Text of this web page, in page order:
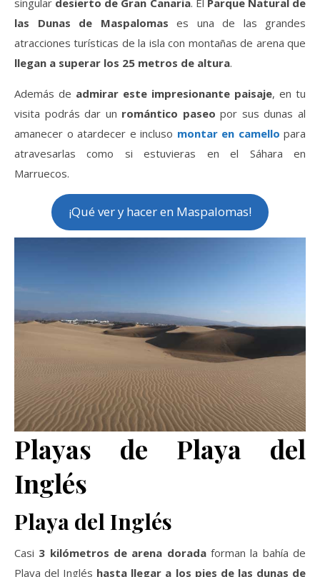
singular desierto de Gran Canaria. El Parque Natural de
las Dunas de Maspalomas es una de las grandes
atracciones turísticas de la isla con montañas de arena que
llegan a superar los 25 metros de altura.
Además de admirar este impresionante paisaje, en tu
visita podrás dar un romántico paseo por sus dunas al
amanecer o atardecer e incluso montar en camello para
atravesarlas como si estuvieras en el Sáhara en
Marruecos.
¡Qué ver y hacer en Maspalomas!
Playas de Playa del
Inglés
Playa del Inglés
Casi 3 kilómetros de arena dorada forman la bahía de
Playa del Inglés hasta llegar a los pies de las dunas de